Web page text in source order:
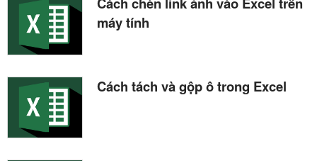
máy tính
Cách tách và gộp ô trong Excel